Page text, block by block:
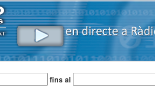
fins al